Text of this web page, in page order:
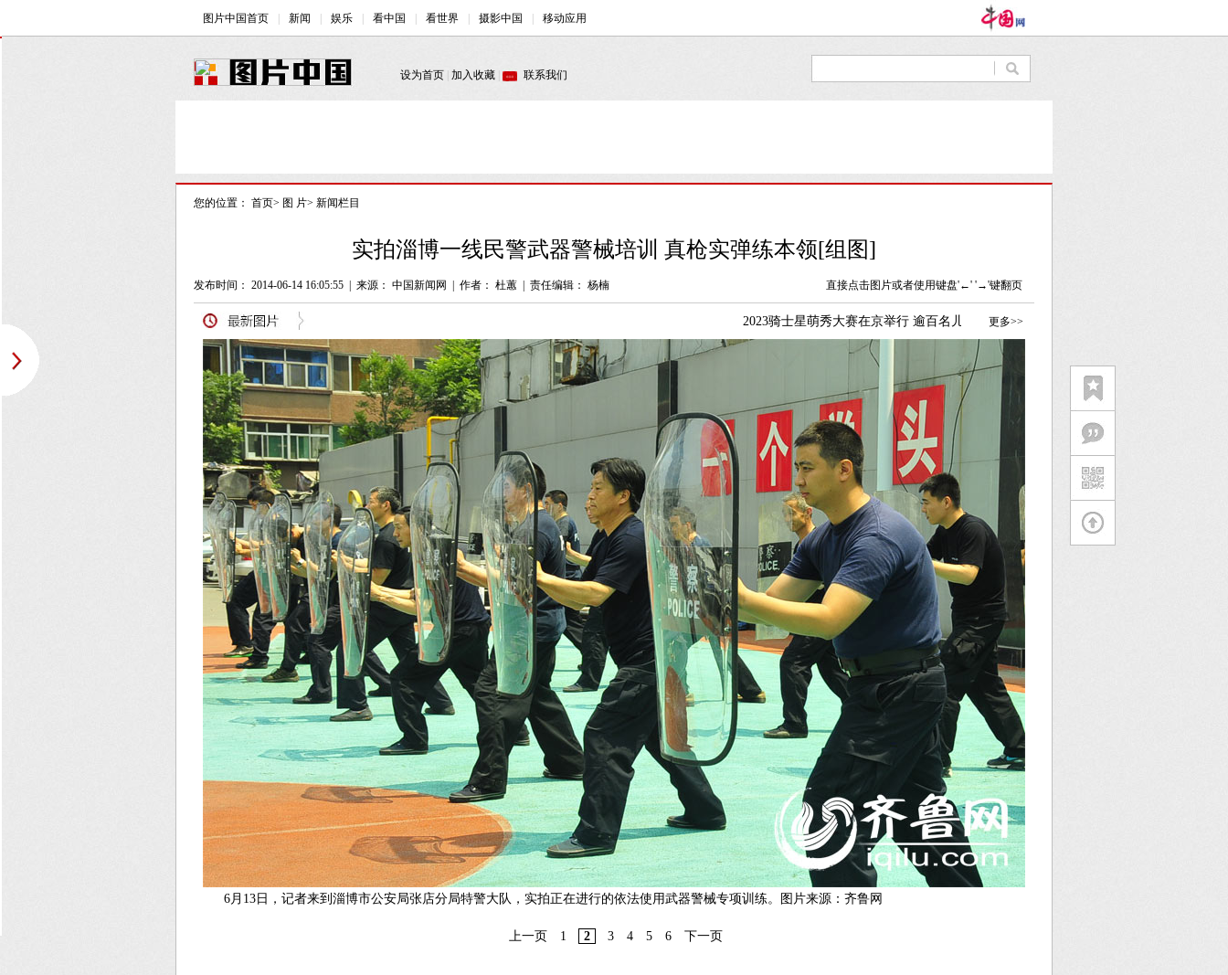
您的位置： 首页> 图 片> 新闻栏目
实拍淄博一线民警武器警械培训 真枪实弹练本领[组图]
发布时间： 2014-06-14 16:05:55 来源： 中国新闻网 作者： 杜蕙 责任编辑： 杨楠 直接点击图片或者使用键盘'←' '→'键翻页
6月13日，记者来到淄博市公安局张店分局特警大队，实拍正在进行的依法使用武器警械专项训练。图片来源：齐鲁网
上一页 1 2 3 4 5 6 下一页